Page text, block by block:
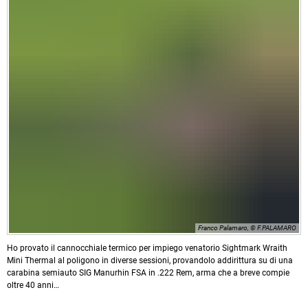
Franco Palamaro, © F.PALAMARO
Ho provato il cannocchiale termico per impiego venatorio Sightmark Wraith
Mini Thermal al poligono in diverse sessioni, provandolo addirittura su di una
carabina semiauto SIG Manurhin FSA in .222 Rem, arma che a breve compie
oltre 40 anni…